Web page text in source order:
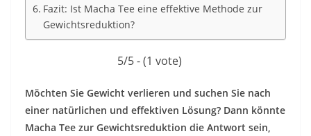
Fazit: Ist Macha Tee eine effektive Methode zur
Gewichtsreduktion?
5/5 - (1 vote)
Möchten Sie Gewicht verlieren und suchen Sie nach
einer natürlichen und effektiven Lösung? Dann könnte
Macha Tee zur Gewichtsreduktion die Antwort sein,